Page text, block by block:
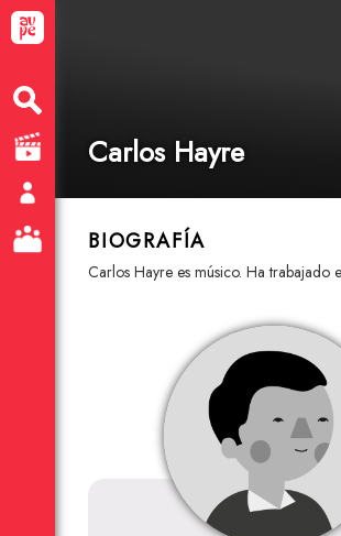
Carlos Hayre
BIOGRAFÍA
Carlos Hayre es músico. Ha trabajado